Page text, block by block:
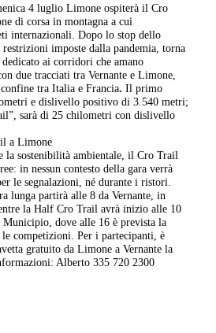
4 luglio Limone ospiterà il Cro
di corsa in montagna a cui
internazionali. Dopo lo stop dello
restrizioni imposte dalla pandemia, torna
ai corridori che amano
due tracciati tra Vernante e Limone,
tra Italia e Francia.Il primo
e dislivello positivo di 3.540 metri;
sarà di 25 chilometri con dislivello
la sostenibilità ambientale, il Cro Trail
in nessun contesto della gara verrà
le segnalazioni, né durante i ristori.
lunga partirà alle 8 da Vernante, in
la Half Cro Trail avrà inizio alle 10
dove alle 16 è prevista la
competizioni. Per i partecipanti, è
gratuito da Limone a Vernante la
Alberto 335 720 2300